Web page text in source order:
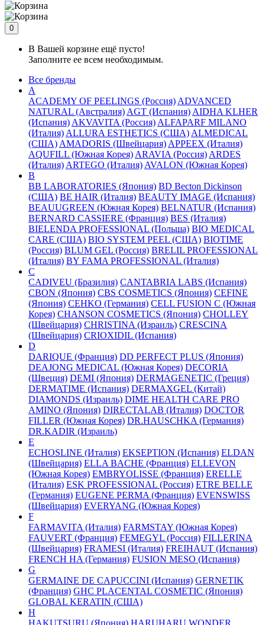
0
В Вашей корзине ещё пусто!
Заполните ее всем необходимым.
Все бренды
A
ACADEMY OF PEELINGS (Россия) ADVANCED
NATURAL (Австралия) AGT (Испания) AIDHA KLHER
(Испания) AKVAVITA (Россия) ALFAPARF MILANO
(Италия) ALLURA ESTHETICS (США) ALMEDICAL
(США) AMADORIS (Швейцария) APPEEX (Италия)
AQUFILL (Южная Корея) ARAVIA (Россия) ARDES
(Италия) ARTEGO (Италия) AVALON (Южная Корея)
B
BB LABORATORIES (Япония) BD Becton Dickinson
(США) BE HAIR (Италия) BEAUTY IMAGE (Испания)
BEAUUGREEN (Южная Корея) BELNATUR (Испания)
BERNARD CASSIERE (Франция) BES (Италия)
BIELENDA PROFESSIONAL (Польша) BIO MEDICAL
CARE (США) BIO SYSTEM PEEL (США) BIOTIME
(Россия) BLUM GEL (Россия) BRELIL PROFESSIONAL
(Италия) BY FAMA PROFESSIONAL (Италия)
C
CADIVEU (Бразилия) CANTABRIA LABS (Испания)
CBON (Япония) CBS COSMETICS (Япония) CEFINE
(Япония) CEHKO (Германия) CELL FUSION C (Южная
Корея) CHANSON COSMETICS (Япония) CHOLLEY
(Швейцария) CHRISTINA (Израиль) CRESCINA
(Швейцария) CRIOXIDIL (Испания)
D
DARIQUE (Франция) DD PERFECT PLUS (Япония)
DEAJONG MEDICAL (Южная Корея) DECORIA
(Швеция) DEMI (Япония) DERMAGENETIC (Греция)
DERMATIME (Испания) DERMAXGEL (Китай)
DIAMONDS (Израиль) DIME HEALTH CARE PRO
AMINO (Япония) DIRECTALAB (Италия) DOCTOR
FILLER (Южная Корея) DR.HAUSCHKA (Германия)
DR.KADIR (Израиль)
E
ECHOSLINE (Италия) EKSEPTION (Испания) ELDAN
(Швейцария) ELLA BACHE (Франция) ELLEVON
(Южная Корея) EMBRYOLISSE (Франция) ERELLE
(Италия) ESK PROFESSIONAL (Россия) ETRE BELLE
(Германия) EUGENE PERMA (Франция) EVENSWISS
(Швейцария) EVERYANG (Южная Корея)
F
FARMAVITA (Италия) FARMSTAY (Южная Корея)
FAUVERT (Франция) FEMEGYL (Россия) FILLERINA
(Швейцария) FRAMESI (Италия) FREIHAUT (Испания)
FRENCH HA (Германия) FUSION MESO (Испания)
G
GERMAINE DE CAPUCCINI (Испания) GERNETIK
(Франция) GHC PLACENTAL COSMETIC (Япония)
GLOBAL KERATIN (США)
H
HAKUTSURU (Япония) HARUHARU WONDER